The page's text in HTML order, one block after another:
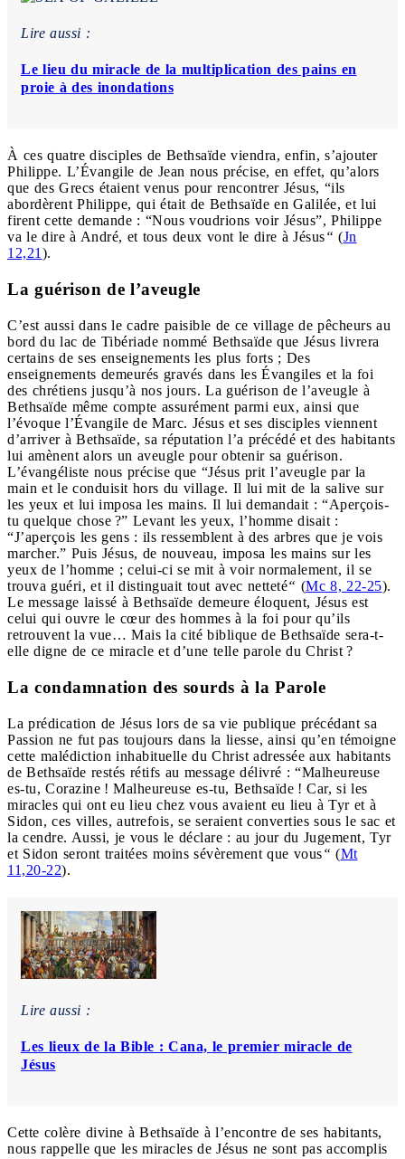
Lire aussi :
Le lieu du miracle de la multiplication des pains en
proie à des inondations
À ces quatre disciples de Bethsaïde viendra, enfin, s’ajouter
Philippe. L’Évangile de Jean nous précise, en effet, qu’alors
que des Grecs étaient venus pour rencontrer Jésus, “ils
abordèrent Philippe, qui était de Bethsaïde en Galilée, et lui
firent cette demande : “Nous voudrions voir Jésus”, Philippe
va le dire à André, et tous deux vont le dire à Jésus“ (Jn
12,21 ).
La guérison de l’aveugle
C’est aussi dans le cadre paisible de ce village de pêcheurs au
bord du lac de Tibériade nommé Bethsaïde que Jésus livrera
certains de ses enseignements les plus forts ; Des
enseignements demeurés gravés dans les Évangiles et la foi
des chrétiens jusqu’à nos jours. La guérison de l’aveugle à
Bethsaïde même compte assurément parmi eux, ainsi que
l’évoque l’Évangile de Marc. Jésus et ses disciples viennent
d’arriver à Bethsaïde, sa réputation l’a précédé et des habitants
lui amènent alors un aveugle pour obtenir sa guérison.
L’évangéliste nous précise que “Jésus prit l’aveugle par la
main et le conduisit hors du village. Il lui mit de la salive sur
les yeux et lui imposa les mains. Il lui demandait : “Aperçois-
tu quelque chose ?” Levant les yeux, l’homme disait :
“J’aperçois les gens : ils ressemblent à des arbres que je vois
marcher.” Puis Jésus, de nouveau, imposa les mains sur les
yeux de l’homme ; celui-ci se mit à voir normalement, il se
trouva guéri, et il distinguait tout avec netteté“ (Mc 8, 22-25).
Le message laissé à Bethsaïde demeure éloquent, Jésus est
celui qui ouvre le cœur des hommes à la foi pour qu’ils
retrouvent la vue… Mais la cité biblique de Bethsaïde sera-t-
elle digne de ce miracle et d’une telle parole du Christ ?
La condamnation des sourds à la Parole
La prédication de Jésus lors de sa vie publique précédant sa
Passion ne fut pas toujours dans la liesse, ainsi qu’en témoigne
cette malédiction inhabituelle du Christ adressée aux habitants
de Bethsaïde restés rétifs au message délivré : “Malheureuse
es-tu, Corazine ! Malheureuse es-tu, Bethsaïde ! Car, si les
miracles qui ont eu lieu chez vous avaient eu lieu à Tyr et à
Sidon, ces villes, autrefois, se seraient converties sous le sac et
la cendre. Aussi, je vous le déclare : au jour du Jugement, Tyr
et Sidon seront traitées moins sévèrement que vous“ (Mt
11,20-22).
Lire aussi :
Les lieux de la Bible : Cana, le premier miracle de
Jésus
Cette colère divine à Bethsaïde à l’encontre de ses habitants,
nous rappelle que les miracles de Jésus ne sont pas accomplis